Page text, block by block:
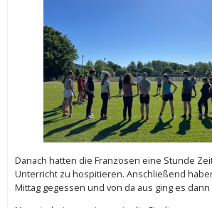
Danach hatten die Franzosen eine Stunde
Unterricht zu hospitieren. Anschließend
Mittag gegessen und von da aus ging es dann